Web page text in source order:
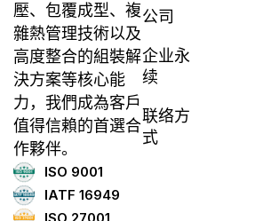
壓、包覆成型、複
雜熱管理技術以及
高度整合的組裝解
決方案等核心能
力，我們成為客戶
值得信賴的首選合
作夥伴。
ISO 9001
IATF 16949
公司
企业永
续
联络方
式